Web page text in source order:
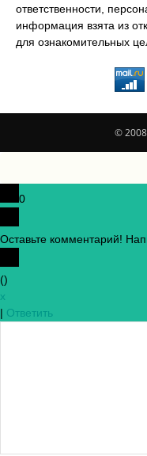
ответственности,
информация взята из
для ознакомительных
©
0
Оставьте комментарий!
()
x
| Ответить